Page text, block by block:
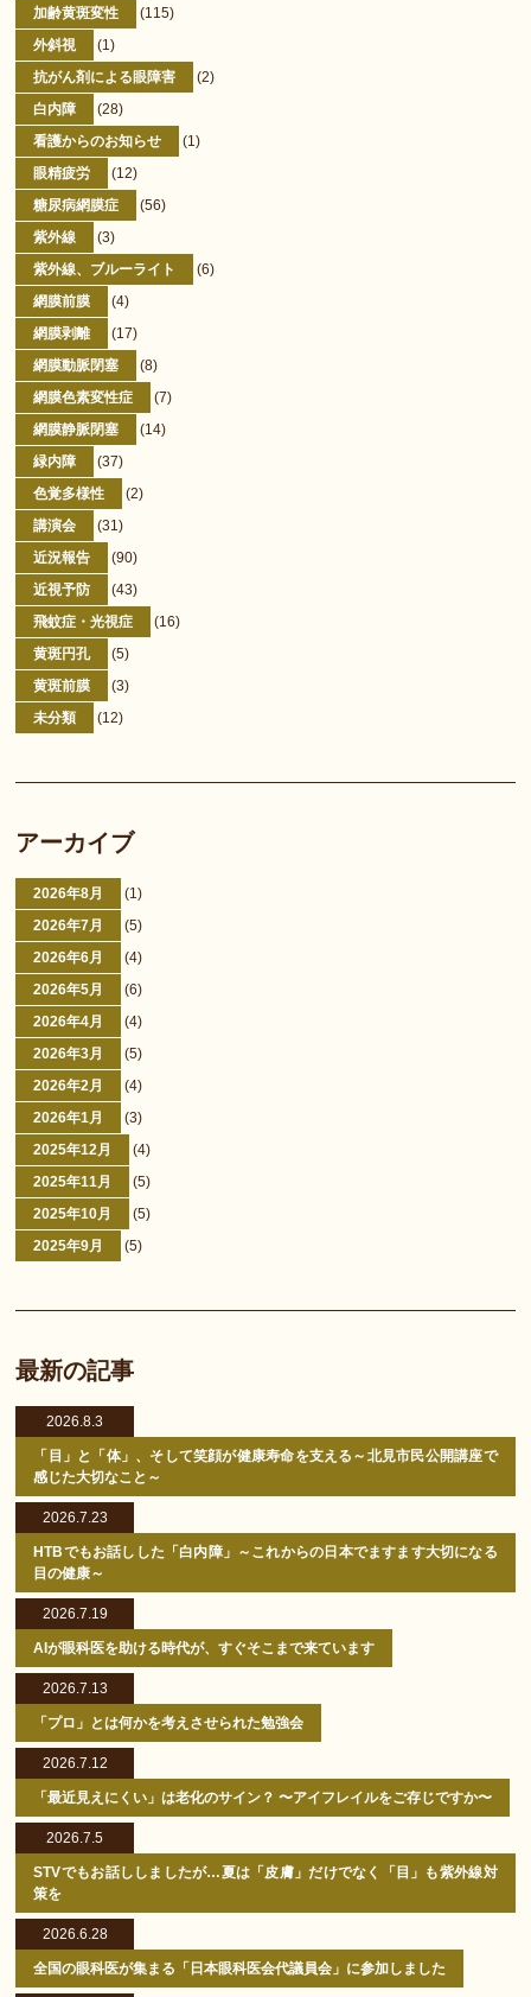
加齢黄斑変性
(115)
外斜視
(1)
抗がん剤による眼障害
(2)
白内障
(28)
看護からのお知らせ
(1)
眼精疲労
(12)
糖尿病網膜症
(56)
紫外線
(3)
紫外線、ブルーライト
(6)
網膜前膜
(4)
網膜剥離
(17)
網膜動脈閉塞
(8)
網膜色素変性症
(7)
網膜静脈閉塞
(14)
緑内障
(37)
色覚多様性
(2)
講演会
(31)
近況報告
(90)
近視予防
(43)
飛蚊症・光視症
(16)
黄斑円孔
(5)
黄斑前膜
(3)
未分類
(12)
アーカイブ
2026年8月
(1)
2026年7月
(5)
2026年6月
(4)
2026年5月
(6)
2026年4月
(4)
2026年3月
(5)
2026年2月
(4)
2026年1月
(3)
2025年12月
(4)
2025年11月
(5)
2025年10月
(5)
2025年9月
(5)
最新の記事
2026.8.3
「目」と「体」、そして笑顔が健康寿命を支える～北見市民公開講座で
感じた大切なこと～
2026.7.23
HTBでもお話しした「白内障」～これからの日本でますます大切になる
目の健康～
2026.7.19
AIが眼科医を助ける時代が、すぐそこまで来ています
2026.7.13
「プロ」とは何かを考えさせられた勉強会
2026.7.12
「最近見えにくい」は老化のサイン？ 〜アイフレイルをご存じですか〜
2026.7.5
STVでもお話ししましたが…夏は「皮膚」だけでなく「目」も紫外線対
策を
2026.6.28
全国の眼科医が集まる「日本眼科医会代議員会」に参加しました